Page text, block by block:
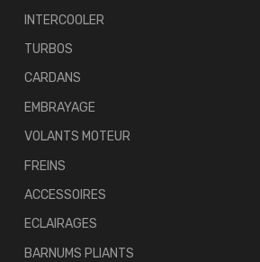
INTERCOOLER
TURBOS
CARDANS
EMBRAYAGE
VOLANTS MOTEUR
FREINS
ACCESSOIRES
ECLAIRAGES
BARNUMS PLIANTS